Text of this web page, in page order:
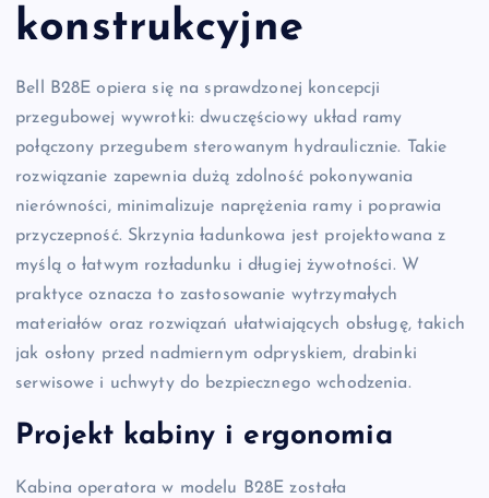
konstrukcyjne
Bell B28E opiera się na sprawdzonej koncepcji
przegubowej wywrotki: dwuczęściowy układ ramy
połączony przegubem sterowanym hydraulicznie. Takie
rozwiązanie zapewnia dużą zdolność pokonywania
nierówności, minimalizuje naprężenia ramy i poprawia
przyczepność. Skrzynia ładunkowa jest projektowana z
myślą o łatwym rozładunku i długiej żywotności. W
praktyce oznacza to zastosowanie wytrzymałych
materiałów oraz rozwiązań ułatwiających obsługę, takich
jak osłony przed nadmiernym odpryskiem, drabinki
serwisowe i uchwyty do bezpiecznego wchodzenia.
Projekt kabiny i ergonomia
Kabina operatora w modelu B28E została